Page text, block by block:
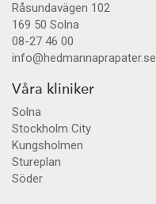
Råsundavägen 102
169 50 Solna
08-27 46 00
info@hedmannaprapater.se
Våra kliniker
Solna
Stockholm City
Kungsholmen
Stureplan
Söder